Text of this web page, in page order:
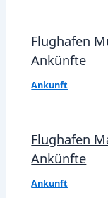
Flughafen
Ankünfte
Ankunft
Flughafen
Ankünfte
Ankunft